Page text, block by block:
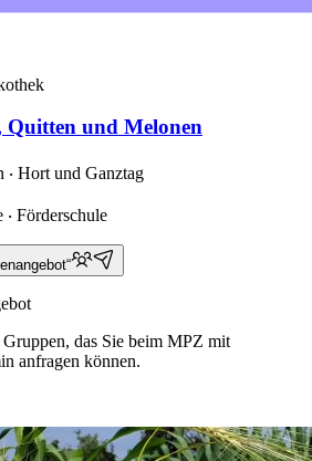
Quitten und Melonen
‧ Hort und Ganztag
‧ Förderschule
das Sie beim MPZ mit
anfragen können.